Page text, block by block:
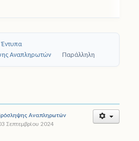
Έντυπα
Αναπληρωτών
Παράλληλη
Αναπληρωτών
Σεπτεμβρίου 2024